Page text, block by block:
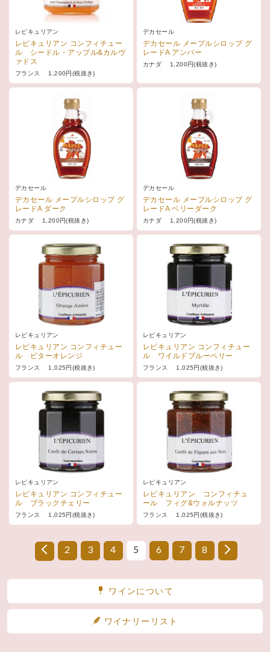
レピキュリアン
レピキュリアン コンフィチュー
ル シードル・アップル&カルヴ
ァドス
フランス 1,200円(税抜き)
デカセール
デカセール メープルシロップ グ
レードA アンバー
カナダ 1,200円(税抜き)
デカセール
デカセール メープルシロップ グ
レードA ダーク
カナダ 1,200円(税抜き)
デカセール
デカセール メープルシロップ グ
レードA ベリーダーク
カナダ 1,200円(税抜き)
レピキュリアン
レピキュリアン コンフィチュー
ル ビターオレンジ
フランス 1,025円(税抜き)
レピキュリアン
レピキュリアン コンフィチュー
ル ワイルドブルーベリー
フランス 1,025円(税抜き)
レピキュリアン
レピキュリアン コンフィチュー
ル ブラックチェリー
フランス 1,025円(税抜き)
レピキュリアン
レピキュリアン コンフィチュ
ール フィグ&ウォルナッツ
フランス 1,025円(税抜き)
2 3 4 5 6 7 8
ワインについて
ワイナリーリスト